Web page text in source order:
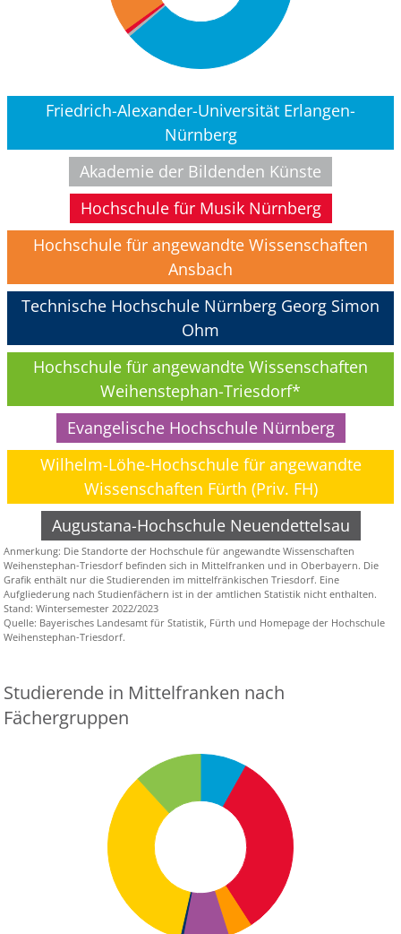
Friedrich-Alexander-Universität Erlangen-
Nürnberg
Akademie der Bildenden Künste
Hochschule für Musik Nürnberg
Hochschule für angewandte Wissenschaften
Ansbach
Technische Hochschule Nürnberg Georg Simon
Ohm
Hochschule für angewandte Wissenschaften
Weihenstephan-Triesdorf*
Evangelische Hochschule Nürnberg
Wilhelm-Löhe-Hochschule für angewandte
Wissenschaften Fürth (Priv. FH)
Augustana-Hochschule Neuendettelsau
Anmerkung: Die Standorte der Hochschule für angewandte Wissenschaften
Weihenstephan-Triesdorf befinden sich in Mittelfranken und in Oberbayern. Die
Grafik enthält nur die Studierenden im mittelfränkischen Triesdorf. Eine
Aufgliederung nach Studienfächern ist in der amtlichen Statistik nicht enthalten.
Stand: Wintersemester 2022/2023
Quelle: Bayerisches Landesamt für Statistik, Fürth und Homepage der Hochschule
Weihenstephan-Triesdorf.
Studierende in Mittelfranken nach
Fächergruppen